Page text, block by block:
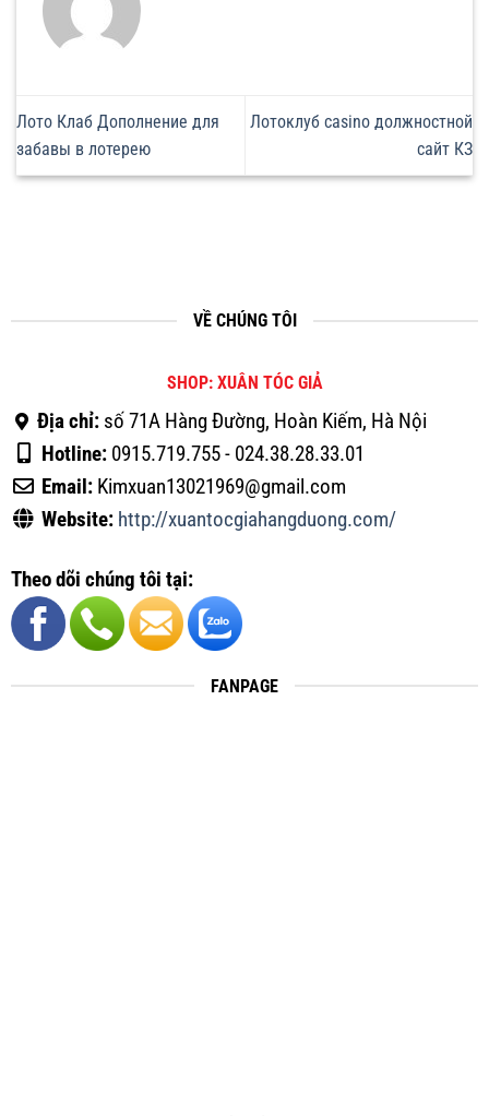
Лото Клаб Дополнение для
забавы в лотерею
Лотоклуб casino должностной
сайт КЗ
VỀ CHÚNG TÔI
SHOP: XUÂN TÓC GIẢ
Địa chỉ:số 71A Hàng Đường, Hoàn Kiếm, Hà Nội
Hotline:0915.719.755 - 024.38.28.33.01
Email:Kimxuan13021969@gmail.com
Website: http://xuantocgiahangduong.com/
Theo dõi chúng tôi tại:
FANPAGE